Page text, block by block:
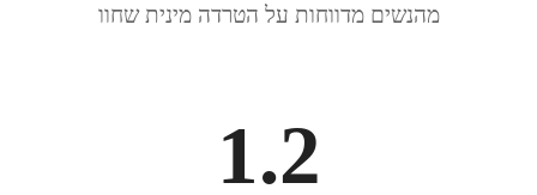
מהנשים מדווחות על הטרדה מינית שחוו
1.2